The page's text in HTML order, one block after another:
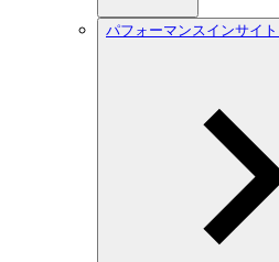
パフォーマンスインサイ